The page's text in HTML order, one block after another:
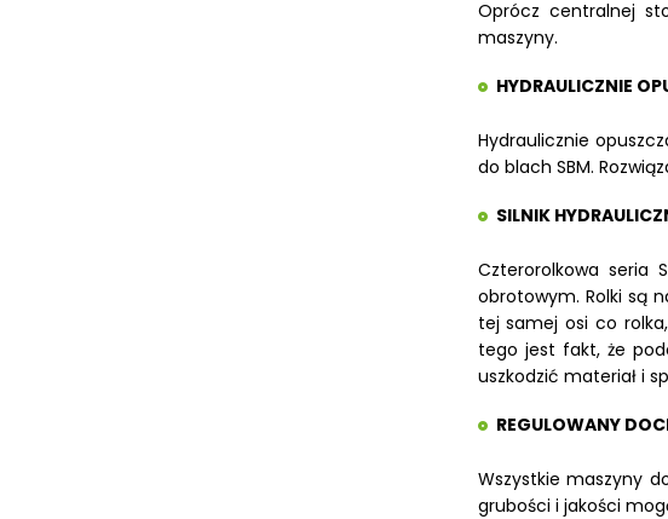
Oprócz centralnej
maszyny.
HYDRAULICZNIE
Hydraulicznie
do blach SBM.
SILNIK
Czterorolkowa seria
obrotowym. Rolki są
tej samej osi co
tego jest fakt, że
uszkodzić materiał i
REGULOWANY
Wszystkie maszyny
grubości i jakości